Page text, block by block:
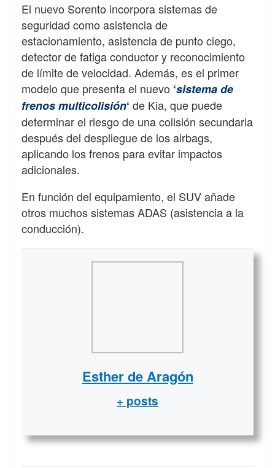
El nuevo Sorento incorpora sistemas de
seguridad como asistencia de
estacionamiento, asistencia de punto ciego,
detector de fatiga conductor y reconocimiento
de límite de velocidad. Además, es el primer
modelo que presenta el nuevo ‘sistema de
frenos multicolisión‘ de Kia, que puede
determinar el riesgo de una colisión secundaria
después del despliegue de los airbags,
aplicando los frenos para evitar impactos
adicionales.
En función del equipamiento, el SUV añade
otros muchos sistemas ADAS (asistencia a la
conducción).
Esther de Aragón
+ posts